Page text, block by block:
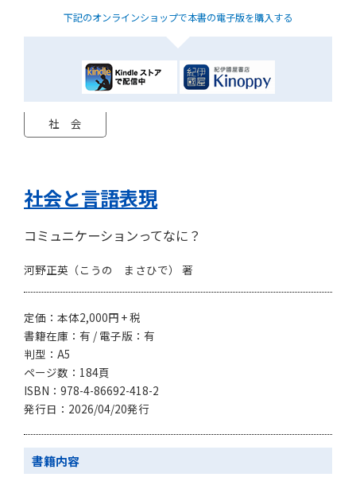
下記のオンラインショップで本書の電子版を購入する
社 会
社会と言語表現
コミュニケーションってなに？
河野正英（こうの まさひで） 著
定価：本体2,000円 + 税
書籍在庫：有 / 電子版：有
判型：A5
ページ数：184頁
ISBN：978-4-86692-418-2
発行日：2026/04/20発行
書籍内容